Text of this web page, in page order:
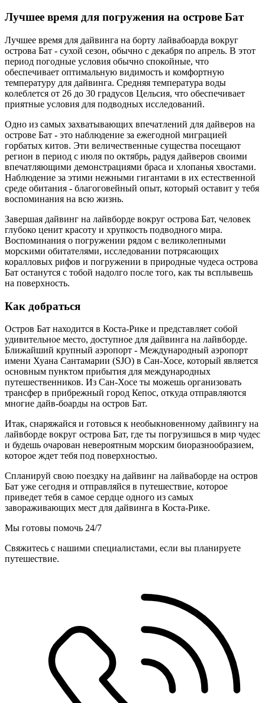
Лучшее время для погружения на острове Бат
Лучшее время для дайвинга на борту лайвабоарда вокруг
острова Бат - сухой сезон, обычно с декабря по апрель. В этот
период погодные условия обычно спокойные, что
обеспечивает оптимальную видимость и комфортную
температуру для дайвинга. Средняя температура воды
колеблется от 26 до 30 градусов Цельсия, что обеспечивает
приятные условия для подводных исследований.
Одно из самых захватывающих впечатлений для дайверов на
острове Бат - это наблюдение за ежегодной миграцией
горбатых китов. Эти величественные существа посещают
регион в период с июля по октябрь, радуя дайверов своими
впечатляющими демонстрациями браса и хлопанья хвостами.
Наблюдение за этими нежными гигантами в их естественной
среде обитания - благоговейный опыт, который оставит у тебя
воспоминания на всю жизнь.
Завершая дайвинг на лайвборде вокруг острова Бат, человек
глубоко ценит красоту и хрупкость подводного мира.
Воспоминания о погружении рядом с великолепными
морскими обитателями, исследовании потрясающих
коралловых рифов и погружении в природные чудеса острова
Бат останутся с тобой надолго после того, как ты всплывешь
на поверхность.
Как добраться
Остров Бат находится в Коста-Рике и представляет собой
удивительное место, доступное для дайвинга на лайвборде.
Ближайший крупный аэропорт - Международный аэропорт
имени Хуана Сантамарии (SJO) в Сан-Хосе, который является
основным пунктом прибытия для международных
путешественников. Из Сан-Хосе ты можешь организовать
трансфер в прибрежный город Кепос, откуда отправляются
многие дайв-боарды на остров Бат.
Итак, снаряжайся и готовься к необыкновенному дайвингу на
лайвборде вокруг острова Бат, где ты погрузишься в мир чудес
и будешь очарован невероятным морским биоразнообразием,
которое ждет тебя под поверхностью.
Спланируй свою поездку на дайвинг на лайваборде на остров
Бат уже сегодня и отправляйся в путешествие, которое
приведет тебя в самое сердце одного из самых
завораживающих мест для дайвинга в Коста-Рике.
Мы готовы помочь 24/7
Свяжитесь с нашими специалистами, если вы планируете
путешествие.